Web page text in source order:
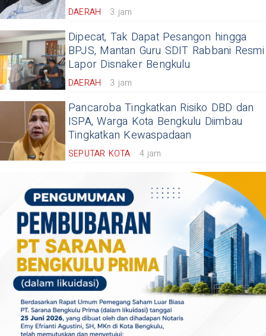
DAERAH 3 jam
Dipecat, Tak Dapat Pesangon hingga
BPJS, Mantan Guru SDIT Rabbani Resmi
Lapor Disnaker Bengkulu
DAERAH 3 jam
Pancaroba Tingkatkan Risiko DBD dan
ISPA, Warga Kota Bengkulu Diimbau
Tingkatkan Kewaspadaan
SEPUTAR KOTA 4 jam